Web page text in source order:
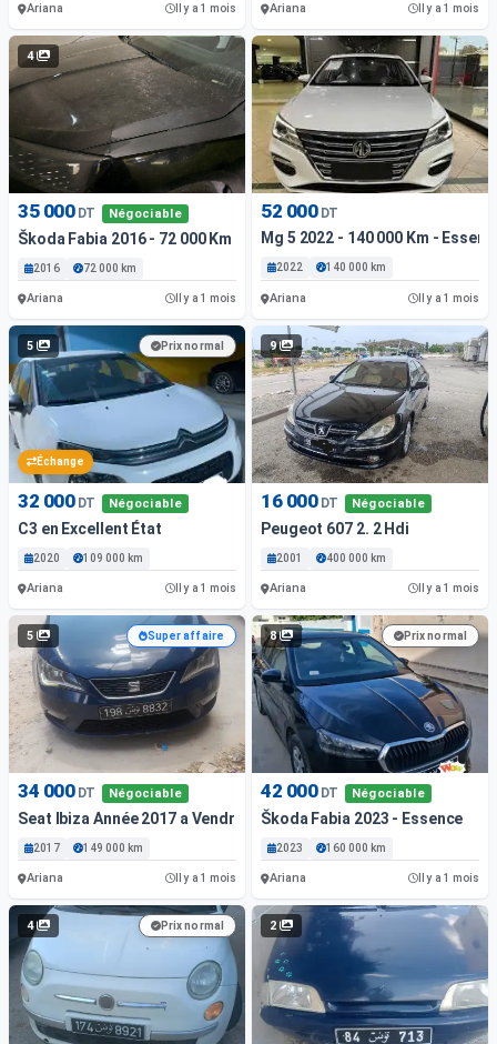
Ariana Il y a 1 mois Ariana Il y a 1 mois
4
35 000 DT Négociable
Škoda Fabia 2016 - 72 000 Km - Essence
2016 72 000 km
Ariana Il y a 1 mois
52 000 DT
Mg 5 2022 - 140 000 Km -
2022 140 000 km
Ariana Il y a 1 mois
5
Échange
Prix normal
32 000 DT Négociable
C3 en Excellent État
2020 109 000 km
Ariana Il y a 1 mois
9
16 000 DT Négociable
Peugeot 607 2. 2 Hdi
2001 400 000 km
Ariana Il y a 1 mois
5 Super affaire
34 000 DT Négociable
Seat Ibiza Année 2017 a Vendre
2017 149 000 km
Ariana Il y a 1 mois
8 Prix normal
42 000 DT Négociable
Škoda Fabia 2023 - Essence
2023 160 000 km
Ariana Il y a 1 mois
4 Prix normal 2